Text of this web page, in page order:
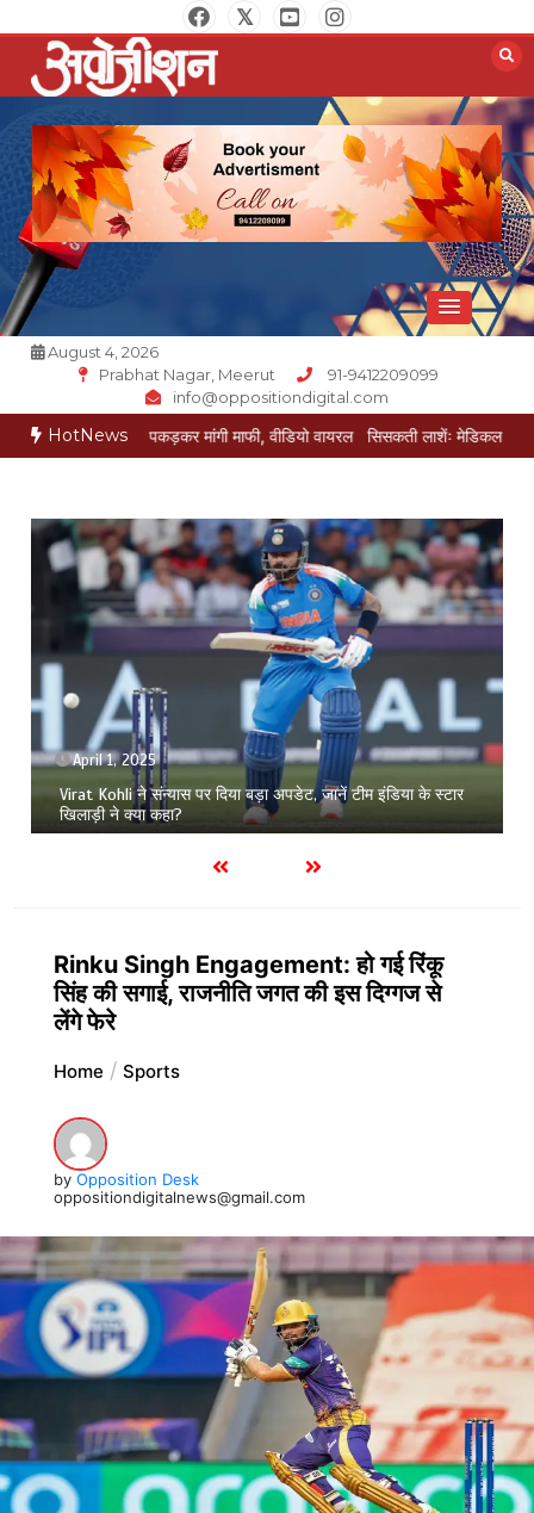
to
content
Opposition Digital
August 4, 2026
Prabhat Nagar, Meerut
91-9412209099
info@oppositiondigital.com
HotNews
पैर पकड़कर मांगी माफी, वीडियो वायरल सिसकती लाशेंः मेडिकल के लावारिस वार्ड में
September 26, 2025 1 min
मेरठ का हाॅकी खिलाड़ी साकिब सीनियर नेशनल चैंपियनशिप में दिखाएगा दम
Rinku Singh Engagement: हो गई रिंकू
सिंह की सगाई, राजनीति जगत की इस दिग्गज से
लेंगे फेरे
Home Sports
by Opposition Desk
oppositiondigitalnews@gmail.com